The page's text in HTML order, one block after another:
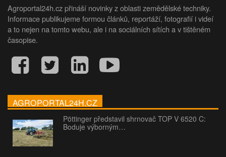
Agroportal24h.cz přináší novinky z oblasti zemědělské techniky.
Informace publikujeme formou článků, reportáží, fotografií i videí
a to nejen na tomto webu, ale i na sociálních sítích a v tištěném
časopise.
AGROPORTAL24H.CZ
Pöttinger představil shrnovač TOP V 6520 C:
Boduje výborným…